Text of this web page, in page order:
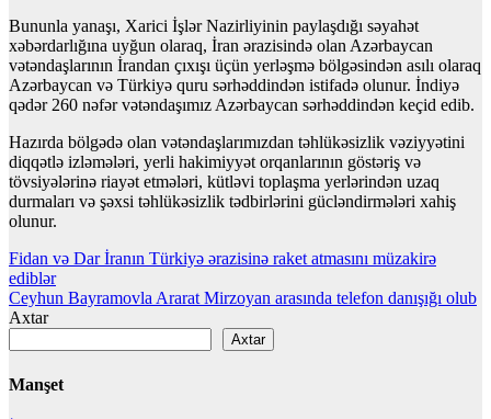
Bununla yanaşı, Xarici İşlər Nazirliyinin paylaşdığı səyahət
xəbərdarlığına uyğun olaraq, İran ərazisində olan Azərbaycan
vətəndaşlarının İrandan çıxışı üçün yerləşmə bölgəsindən asılı olaraq
Azərbaycan və Türkiyə quru sərhəddindən istifadə olunur. İndiyə
qədər 260 nəfər vətəndaşımız Azərbaycan sərhəddindən keçid edib.
Hazırda bölgədə olan vətəndaşlarımızdan təhlükəsizlik vəziyyətini
diqqətlə izləmələri, yerli hakimiyyət orqanlarının göstəriş və
tövsiyələrinə riayət etmələri, kütləvi toplaşma yerlərindən uzaq
durmaları və şəxsi təhlükəsizlik tədbirlərini gücləndirmələri xahiş
olunur.
Yazı
naviqasiyası
Fidan və Dar İranın Türkiyə ərazisinə raket atmasını müzakirə
ediblər
Ceyhun Bayramovla Ararat Mirzoyan arasında telefon danışığı olub
Axtar
Axtar
Manşet